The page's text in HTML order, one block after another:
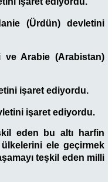
(Ürdün) devletini
ve Arabie (Arabistan)
işaret ediyordu.
işaret ediyordu.
eden bu altı harfin
ele geçirmek
teşkil eden milli